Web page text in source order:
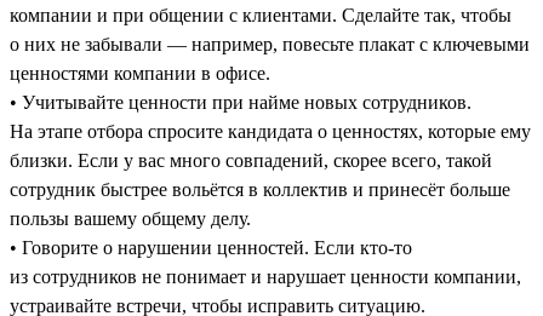
компании и при общении с клиентами. Сделайте так, чтобы
о них не забывали — например, повесьте плакат с ключевыми
ценностями компании в офисе.
• Учитывайте ценности при найме новых сотрудников.
На этапе отбора спросите кандидата о ценностях, которые ему
близки. Если у вас много совпадений, скорее всего, такой
сотрудник быстрее вольётся в коллектив и принесёт больше
пользы вашему общему делу.
• Говорите о нарушении ценностей. Если кто-то
из сотрудников не понимает и нарушает ценности компании,
устраивайте встречи, чтобы исправить ситуацию.